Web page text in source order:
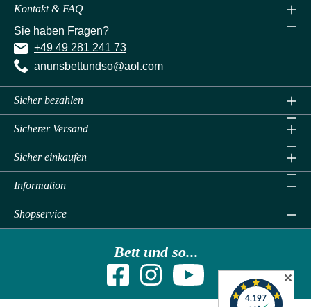
Kontakt & FAQ
Sie haben Fragen?
+49 49 281 241 73
anunsbettundso@aol.com
Sicher bezahlen
Sicherer Versand
Sicher einkaufen
Bett und so...
Information
Shopservice
✕